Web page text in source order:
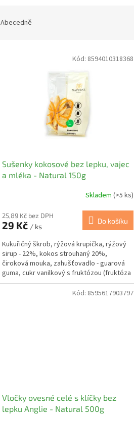
Abecedně
Sušenky kokosové bez lepku, vajec
a mléka - Natural 150g
Skladem (>5 ks)
25,89 Kč bez DPH
29 Kč / ks
Do košíku
Kukuřičný škrob, rýžová krupička, rýžový
sirup - 22%, kokos strouhaný 20%,
čiroková mouka, zahušťovadlo - guarová
guma, cukr vanilkový s fruktózou (fruktóza
98%, vanilkové aroma...
Kód: 8594010318368
Vločky ovesné celé s klíčky bez
lepku Anglie - Natural 500g
Kód: 8595617903797